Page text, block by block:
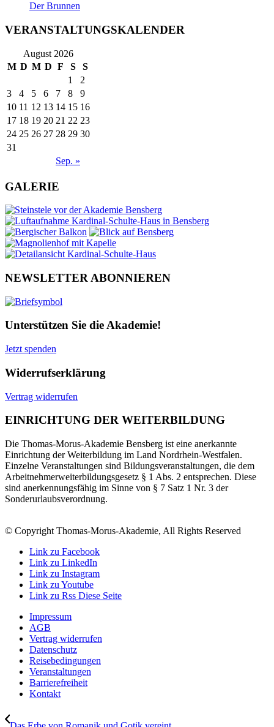
Der Brunnen
VERANSTALTUNGSKALENDER
August 2026
M D M D F S S
Sep. »
1
2
3
4 5 6 7 8
9
10 11 12 13 14 15 16
17 18 19 20 21 22 23
24 25 26 27 28 29 30
31
GALERIE
NEWSLETTER ABONNIEREN
Unterstützen Sie die Akademie!
Jetzt spenden
Widerrufserklärung
Vertrag widerrufen
EINRICHTUNG DER WEITERBILDUNG
Die Thomas-Morus-Akademie Bensberg ist eine anerkannte
Einrichtung der Weiterbildung im Land Nordrhein-Westfalen.
Einzelne Veranstaltungen sind Bildungsveranstaltungen, die dem
Arbeitnehmerweiterbildungsgesetz § 1 Abs. 2 entsprechen. Diese
sind anerkennungsfähig im Sinne von § 7 Satz 1 Nr. 3 der
Sonderurlaubsverordnung.
© Copyright Thomas-Morus-Akademie, All Rights Reserved
Link zu Facebook
Link zu LinkedIn
Link zu Instagram
Link zu Youtube
Link zu Rss Diese Seite
Impressum
AGB
Vertrag widerrufen
Datenschutz
Reisebedingungen
Veranstaltungen
Barrierefreiheit
Kontakt